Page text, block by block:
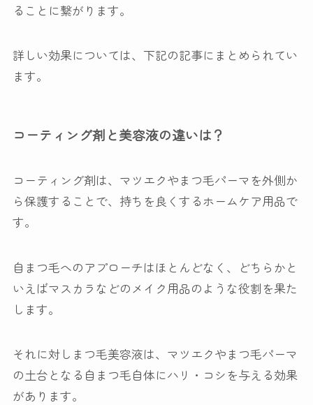
ることに繋がります。
詳しい効果については、下記の記事にまとめられてい
ます。
コーティング剤と美容液の違いは？
コーティング剤は、マツエクやまつ毛パーマを外側か
ら保護することで、持ちを良くするホームケア用品で
す。
自まつ毛へのアプローチはほとんどなく、どちらかと
いえばマスカラなどのメイク用品のような役割を果た
します。
それに対しまつ毛美容液は、マツエクやまつ毛パーマ
の土台となる自まつ毛自体にハリ・コシを与える効果
があります。